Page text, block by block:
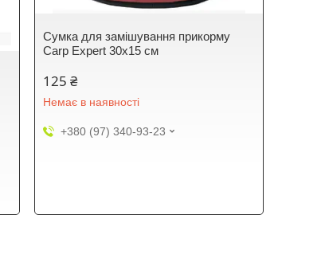
Сумка для замішування прикорму
Carp Expert 30x15 см
125 ₴
Немає в наявності
+380 (97) 340-93-23